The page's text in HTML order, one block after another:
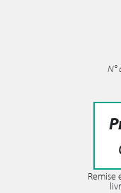
N°
Remise